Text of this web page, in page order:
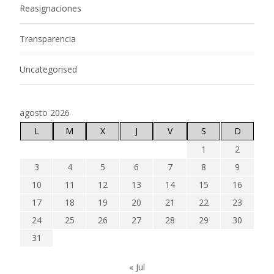
Reasignaciones
Transparencia
Uncategorised
agosto 2026
L
M X J V S
D
1
2
3
4 5 6 7 8
9
10
11 12 13 14 15
16
17
18 19 20 21 22
23
24
25 26 27 28 29
30
31
« Jul